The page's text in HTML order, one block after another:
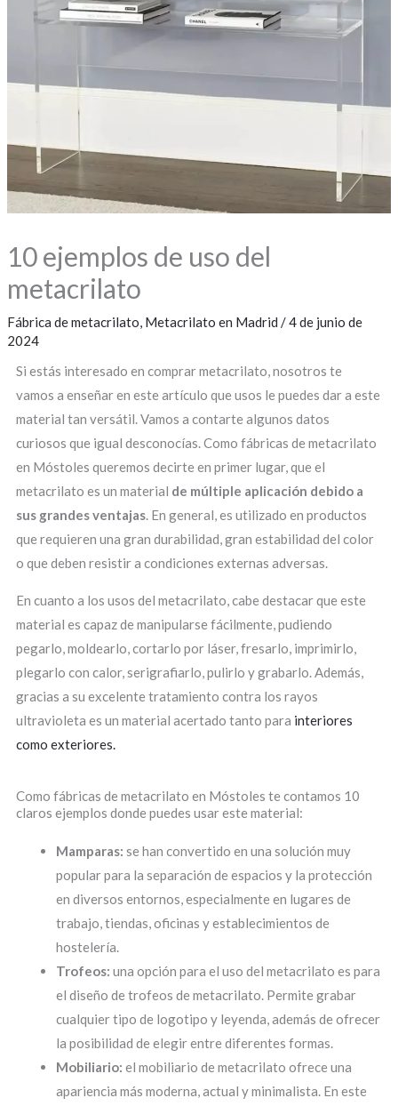
10 ejemplos de uso del
metacrilato
Fábrica de metacrilato, Metacrilato en Madrid /4 de junio de
2024
Si estás interesado en comprar metacrilato, nosotros te
vamos a enseñar en este artículo que usos le puedes dar a este
material tan versátil. Vamos a contarte algunos datos
curiosos que igual desconocías. Como fábricas de metacrilato
en Móstoles queremos decirte en primer lugar, que el
metacrilato es un material de múltiple aplicación debido a
sus grandes ventajas. En general, es utilizado en productos
que requieren una gran durabilidad, gran estabilidad del color
o que deben resistir a condiciones externas adversas.
En cuanto a los usos del metacrilato, cabe destacar que este
material es capaz de manipularse fácilmente, pudiendo
pegarlo, moldearlo, cortarlo por láser, fresarlo, imprimirlo,
plegarlo con calor, serigrafiarlo, pulirlo y grabarlo. Además,
gracias a su excelente tratamiento contra los rayos
ultravioleta es un material acertado tanto para interiores
como exteriores.
Como fábricas de metacrilato en Móstoles te contamos 10
claros ejemplos donde puedes usar este material:
Mamparas: se han convertido en una solución muy
popular para la separación de espacios y la protección
en diversos entornos, especialmente en lugares de
trabajo, tiendas, oficinas y establecimientos de
hostelería.
Trofeos: una opción para el uso del metacrilato es para
el diseño de trofeos de metacrilato. Permite grabar
cualquier tipo de logotipo y leyenda, además de ofrecer
la posibilidad de elegir entre diferentes formas.
Mobiliario: el mobiliario de metacrilato ofrece una
apariencia más moderna, actual y minimalista. En este